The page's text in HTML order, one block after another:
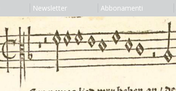
Newsletter Abbonamenti